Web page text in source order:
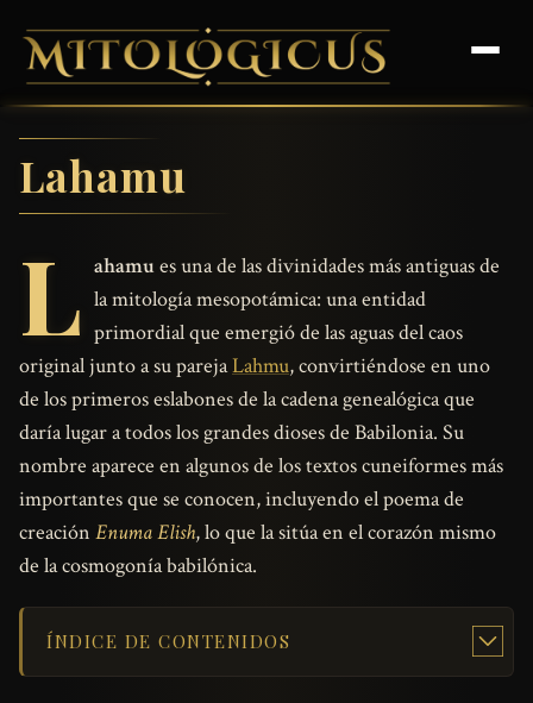
Lahamu
L ahamues una de las divinidades más antiguas de
la mitología mesopotámica: una entidad
primordial que emergió de las aguas del caos
original junto a su parejaLahmu, convirtiéndose en uno
de los primeros eslabones de la cadena genealógica que
daría lugar a todos los grandes dioses de Babilonia. Su
nombre aparece en algunos de los textos cuneiformes más
importantes que se conocen, incluyendo el poema de
creación Enuma Elish, lo que la sitúa en el corazón mismo
de la cosmogonía babilónica.
ÍNDICE DE CONTENIDOS